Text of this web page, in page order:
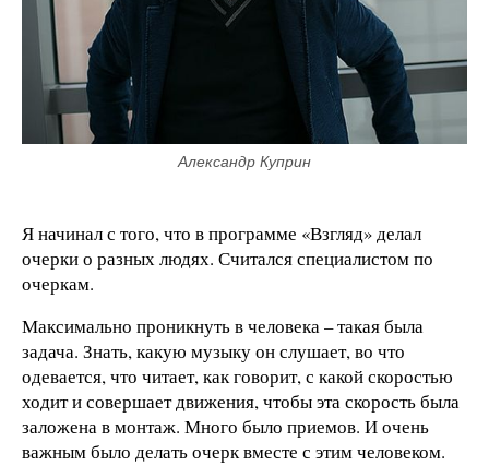
Александр Куприн
Я начинал с того, что в программе «Взгляд» делал
очерки о разных людях. Считался специалистом по
очеркам.
Максимально проникнуть в человека – такая была
задача. Знать, какую музыку он слушает, во что
одевается, что читает, как говорит, с какой скоростью
ходит и совершает движения, чтобы эта скорость была
заложена в монтаж. Много было приемов. И очень
важным было делать очерк вместе с этим человеком.